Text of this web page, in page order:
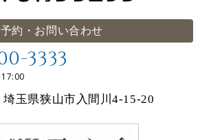
約・お問い合わせ
3333
埼玉県狭山市入間川4-15-20